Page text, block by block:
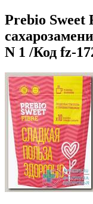
Prebio Sweet
N 1 /Код fz-